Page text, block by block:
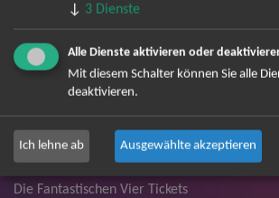
David Garrett Tickets
Andrea Berg Tickets
Backstreet Boys Tickets
Unheilig Tickets
Santiano Tickets
Bryan Adams Tickets
Andreas Gabalier Tickets
Die Fantastischen Vier Tickets
↓ 3 Dienste
Alle Dienste aktivieren oder
Mit diesem Schalter können Sie alle
deaktivieren.
Ich lehne ab Ausgewählte akzeptieren